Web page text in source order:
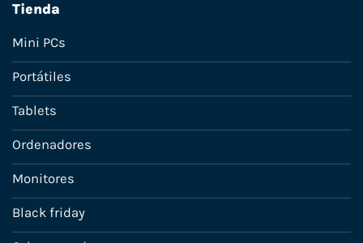
Tienda
Mini PCs
Portátiles
Tablets
Ordenadores
Monitores
Black friday